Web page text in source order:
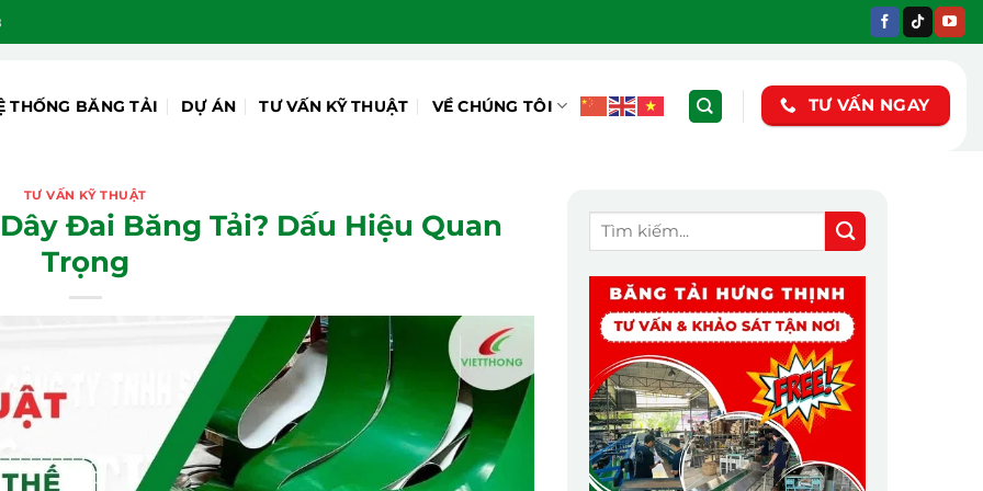
THỐNG BĂNG TẢI DỰ ÁN TƯ VẤN KỸ THUẬT VỀ CHÚNG TÔI TƯ VẤN NGAY
TƯ VẤN KỸ THUẬT
Đai Băng Tải? Dấu Hiệu Quan
Trọng